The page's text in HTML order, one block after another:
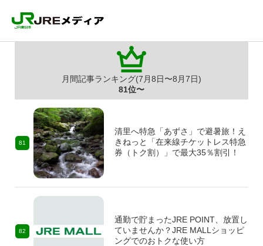
月間記事ランキング(7月8日〜8月7日)
81位〜
81
清里へ特急「あずさ」で避暑旅！え
きねっと「在来線チケットレス特急
券（トク割）」で最大35％割引！
82
通勤で貯まったJRE POINT、放置し
ていませんか？JRE MALLショッピ
ングでのおトクな使い方